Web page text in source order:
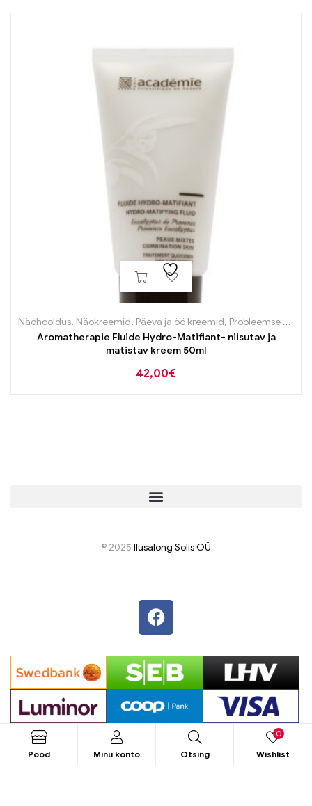
Näohooldus, Näokreemid, Päeva ja öö kreemid, Probleemse naha tooted
Aromatherapie Fluide Hydro-Matifiant- niisutav ja
matistav kreem 50ml
42,00€
© 2025 Ilusalong Solis OÜ
Pood Minu konto Otsing Wishlist
0